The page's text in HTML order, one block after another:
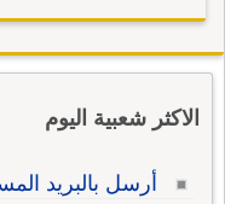
الاكثر شعبية اليوم
أرسل بالبريد